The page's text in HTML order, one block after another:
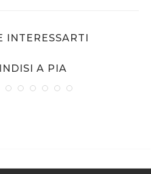
INTERESSARTI
A PIA